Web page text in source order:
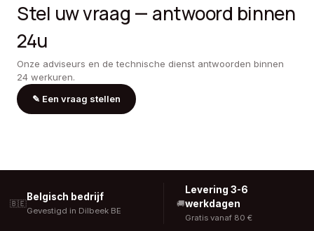
Stel uw vraag — antwoord binnen
24u
Onze adviseurs en de technische dienst antwoorden binnen
24 werkuren.
✎ Een vraag stellen
🇧🇪
Belgisch bedrijf
Gevestigd in Dilbeek BE
🚚
Levering 3-6
werkdagen
Gratis vanaf 80 €